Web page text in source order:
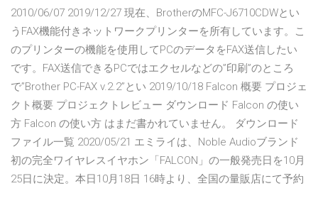
2010/06/07 2019/12/27 現在、BrotherのMFC-J6710CDWとい
うFAX機能付きネットワークプリンターを所有しています。こ
のプリンターの機能を使用してPCのデータをFAX送信したい
です。FAX送信できるPCではエクセルなどの”印刷”のところ
で”Brother PC-FAX v.2.2”とい 2019/10/18 Falcon 概要 プロジェ
クト概要 プロジェクトレビュー ダウンロード Falcon の使い
方 Falcon の使い方 はまだ書かれていません。 ダウンロード
ファイル一覧 2020/05/21 エミライは、Noble Audioブランド
初の完全ワイヤレスイヤホン「FALCON」の一般発売日を10月
25日に決定。本日10月18日 16時より、全国の量販店にて予約